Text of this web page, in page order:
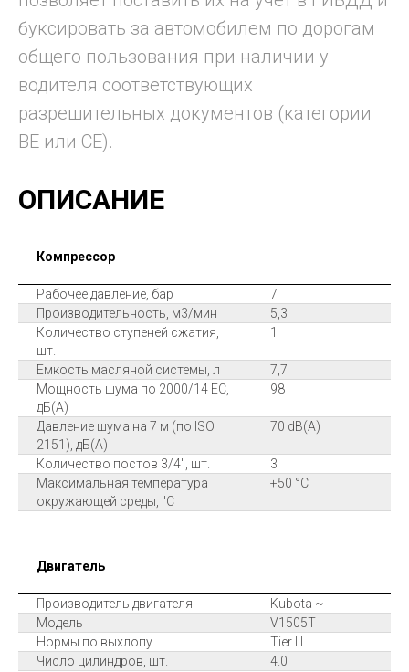
буксировать за автомобилем по дорогам
общего пользования при наличии у
водителя соответствующих
разрешительных документов (категории
BE или CE).
ОПИСАНИЕ
Компрессор
Рабочее давление, бар
7
Производительность, м3/мин
5,3
Количество ступеней сжатия,
шт.
1
Емкость масляной системы, л
7,7
Мощность шума по 2000/14 ЕС,
дБ(А)
98
Давление шума на 7 м (по ISO
2151), дБ(А)
70 dB(A)
Количество постов 3/4", шт.
3
Максимальная температура
окружающей среды, "С
+50 °C
Двигатель
Производитель двигателя
Kubota ~
Модель
V1505T
Нормы по выхлопу
Tier III
Число цилиндров, шт.
4.0